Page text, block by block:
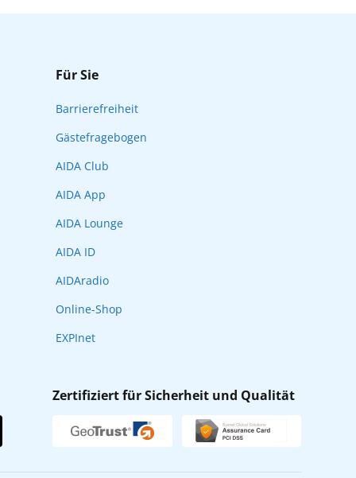
Für Sie
Barrierefreiheit
Gästefragebogen
AIDA Club
AIDA App
AIDA Lounge
AIDA ID
AIDAradio
Online-Shop
EXPInet
Zertifiziert für Sicherheit und Qualität